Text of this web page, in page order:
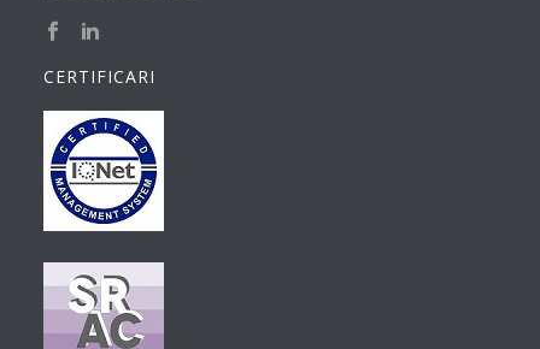
CERTIFICARI